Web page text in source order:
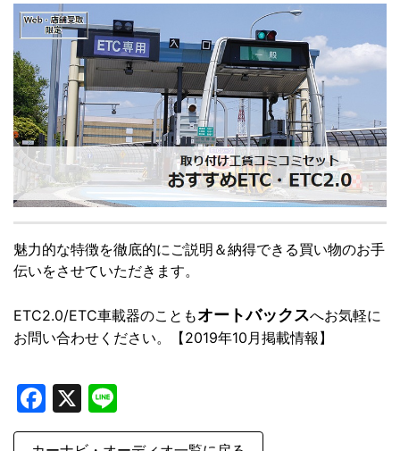
魅力的な特徴を徹底的にご説明＆納得できる買い物のお手
伝いをさせていただきます。
ETC2.0/ETC車載器のこともオートバックスへお気軽に
お問い合わせください。【2019年10月掲載情報】
Facebook
X